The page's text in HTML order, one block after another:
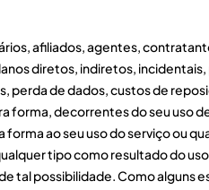
afiliados, agentes,
diretos, indiretos,
de dados, custos de
decorrentes do seu uso
ao seu uso do serviço ou
tipo como resultado do
tal possibilidade. Como alguns